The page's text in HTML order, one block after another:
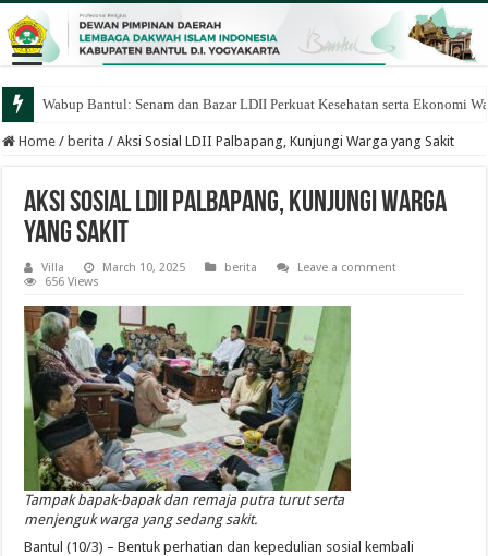
Wabup Bantul: Senam dan Bazar LDII Perkuat Kesehatan serta Ekonomi
Home / berita / Aksi Sosial LDII Palbapang, Kunjungi Warga yang Sakit
Aksi Sosial LDII Palbapang, Kunjungi Warga
yang Sakit
Villa March 10, 2025 berita
Leave a comment
656 Views
Tampak bapak-bapak dan remaja putra turut serta
menjenguk warga yang sedang sakit.
Bantul (10/3) – Bentuk perhatian dan kepedulian sosial kembali